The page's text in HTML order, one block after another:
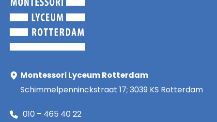
Montessori Lyceum Rotterdam
Schimmelpenninckstraat 17; 3039 KS Rotterdam
010 – 465 40 22